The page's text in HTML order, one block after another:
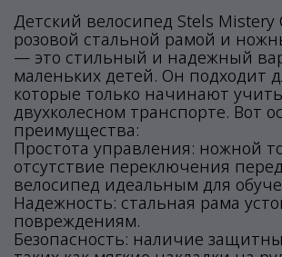
Детский велосипед Stels Mistery
розовой стальной рамой и
— это стильный и надежный
маленьких детей. Он подходит
которые только начинают
двухколесном транспорте. Вот
преимущества:
Простота управления: ножной
отсутствие переключения
велосипед идеальным для
Надежность: стальная рама
повреждениям.
Безопасность: наличие